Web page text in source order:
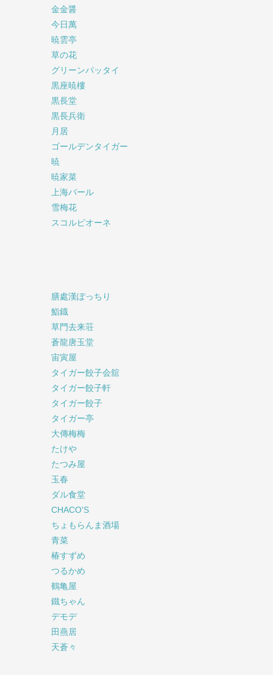
金金醤
今日萬
暁雲亭
草の花
グリーンパッタイ
黒座暁樓
黒長堂
黒長兵衛
月居
ゴールデンタイガー
暁
暁家菜
上海バール
雪梅花
スコルピオーネ
膳處漢ぽっちり
鮨鐡
草門去来荘
蒼龍唐玉堂
宙寅屋
タイガー餃子会舘
タイガー餃子軒
タイガー餃子
タイガー亭
大傳梅梅
たけや
たつみ屋
玉春
ダル食堂
CHACO'S
ちょもらんま酒場
青菜
椿すずめ
つるかめ
鶴亀屋
鐵ちゃん
デモデ
田燕居
天蒼々